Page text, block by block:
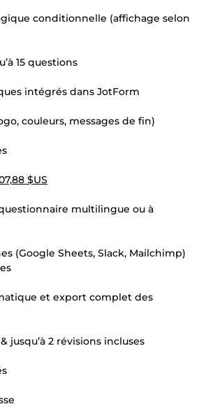
conditionnelle (affichage selon
15 questions
intégrés dans JotForm
couleurs, messages de fin)
$US
multilingue ou à
(Google Sheets, Slack, Mailchimp)
et export complet des
jusqu’à 2 révisions incluses